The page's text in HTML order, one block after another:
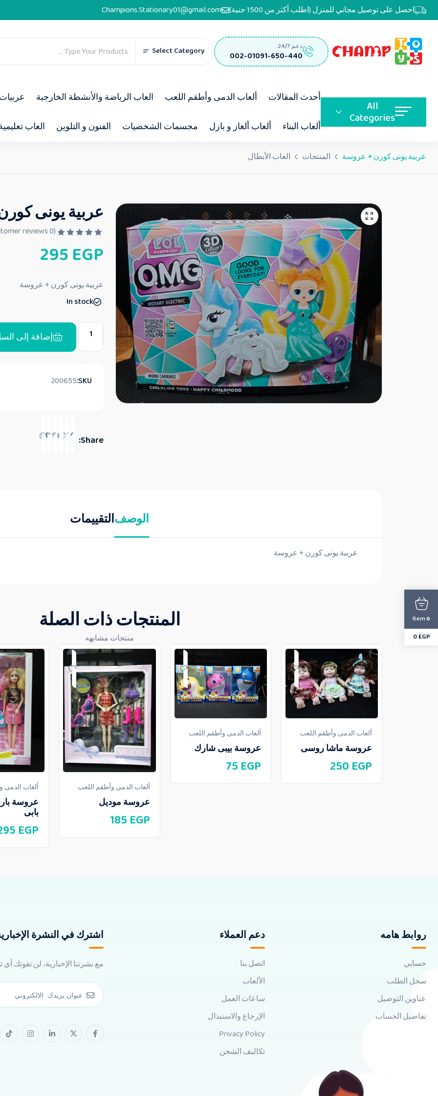
احصل على توصيل مجاني للمنزل (اطلب أكثر من 1500 جنية) Champions.Stationary01@gmail.com
دعم 24/7:
002-01091-650-440
Select Category
All
Categories
أحدث المقالات ألعاب الدمى وأطقم اللعب العاب الرياضة والأنشطة الخارجية
ألعاب البناء ألعاب ألغاز و بازل مجسمات الشخصيات الفنون و التلوين العاب
عربية يونى كورن + عروسة المنتجات العاب الأبطال
عربية يونى
م
ا
ي
م
ن
(
0
295EGP
عربية يونى كورن + عروسة
In stock
إضافة إلى
SKU:
200655
Share:
الوصفالتقييمات
عربية يونى كورن + عروسة
المنتجات ذات الصلة
منتجات مشابهه
ألعاب الدمى وأطقم اللعب
عروسة ماشا روسى
250 EGP
ألعاب الدمى وأطقم اللعب
عروسة بيبى شارك
75 EGP
ألعاب الدمى وأطقم اللعب
عروسة موديل
185 EGP
ألعاب الدمى
عروسة
بابى
EGP
روابط هامه
حسابي
سجل الطلب
عناوين التوصيل
تفاصيل الحساب
دعم العملاء
اتصل بنا
الألعاب
ساعات العمل
الإرجاع والاستبدال
Privacy Policy
تكاليف الشحن
اشترك في النشرة
مع نشرتنا الإخبارية، لن تفوتك
0
Item
0EGP